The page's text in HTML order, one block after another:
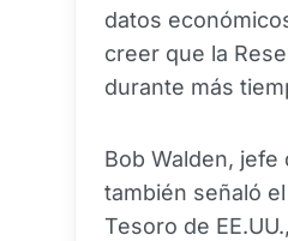
datos
creer que la
durante más
Bob Walden,
también señaló
Tesoro de